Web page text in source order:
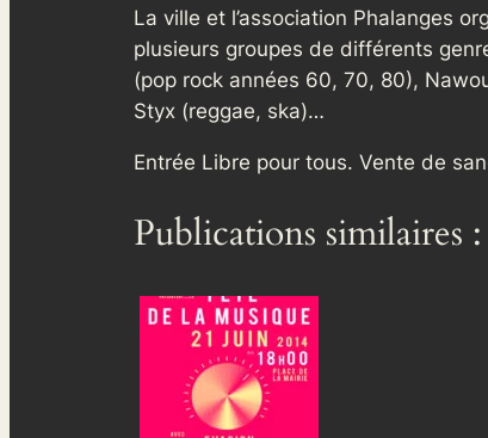
La ville et l’association Phalanges
plusieurs groupes de différents
(pop rock années 60, 70, 80),
Styx (reggae, ska)…
Entrée Libre pour tous. Vente de
Publications similaires :